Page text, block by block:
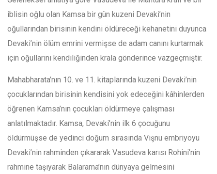
iblisin oğlu olan Kamsa bir gün kuzeni Devaki’nin
oğullarından birisinin kendini öldüreceği kehanetini duyunca
Devaki’nin ölüm emrini vermişse de adam canını kurtarmak
için oğullarını kendiliğinden krala gönderince vazgeçmiştir.
Mahabharata’nın 10. ve 11. kitaplarında kuzeni Devaki’nin
çocuklarından birisinin kendisini yok edeceğini kâhinlerden
öğrenen Kamsa’nın çocukları öldürmeye çalışması
anlatılmaktadır. Kamsa, Devaki’nin ilk 6 çocuğunu
öldürmüşse de yedinci doğum sırasında Vişnu embriyoyu
Devaki’nin rahminden çıkararak Vasudeva karısı Rohini’nin
rahmine taşıyarak Balarama’nın dünyaya gelmesini